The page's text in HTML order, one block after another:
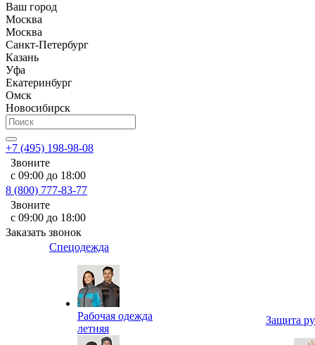
Ваш город
Москва
Москва
Санкт-Петербург
Казань
Уфа
Екатеринбург
Омск
Новосибирск
+7 (495) 198-98-08
Звоните
с 09:00 до 18:00
8 (800) 777-83-77
Звоните
с 09:00 до 18:00
Заказать звонок
Спецодежда
Рабочая одежда
летняя
Защита